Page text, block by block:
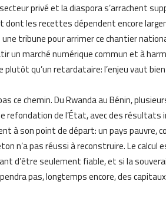
privé et la diaspora s’arrachent
les recettes dépendent encore
une tribune pour arrimer ce chantier
un marché numérique commun et à
qu’un retardataire: l’enjeu vaut
ce chemin. Du Rwanda au Bénin,
refondation de l’État, avec des
à son point de départ: un pays pauvre,
n’a pas réussi à reconstruire. Le calcul
d’être seulement fiable, et si la
pas, longtemps encore, des